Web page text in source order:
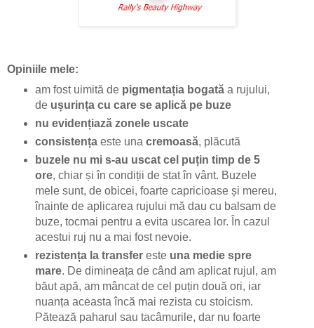
Opiniile mele:
am fost uimită de pigmentația bogatăa rujului,
de ușurința cu care se aplică pe buze
nu evidențiază zonele uscate
consistențaeste una cremoasă, plăcută
buzele nu mi s-au uscat cel puțin timp de 5
ore, chiar și în condiții de stat în vânt. Buzele
mele sunt, de obicei, foarte capricioase și mereu,
înainte de aplicarea rujului mă dau cu balsam de
buze, tocmai pentru a evita uscarea lor. În cazul
acestui ruj nu a mai fost nevoie.
rezistența la transfereste una medie spre
mare. De dimineața de când am aplicat rujul, am
băut apă, am mâncat de cel puțin două ori, iar
nuanța aceasta încă mai rezista cu stoicism.
Pătează paharul sau tacâmurile, dar nu foarte